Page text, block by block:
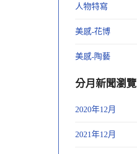
人物特寫
美感-花博
美感-陶藝
分月新聞瀏覽
2020年12月
2021年12月